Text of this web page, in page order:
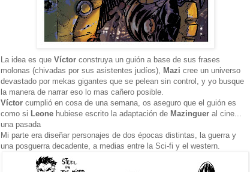
La idea es que Víctor construya un guión a base de sus frases
molonas (chivadas por sus asistentes judíos), Mazi cree un universo
devastado por mekas gigantes que se pelean sin control, y yo busque
la manera de narrar eso lo mas cañero posible.
Víctor cumplió en cosa de una semana, os aseguro que el guión es
como si Leone hubiese escrito la adaptación de Mazinguer al cine...
una pasada
Mi parte era diseñar personajes de dos épocas distintas, la guerra y
una posguerra decadente, a medias entre la Sci-fi y el western.